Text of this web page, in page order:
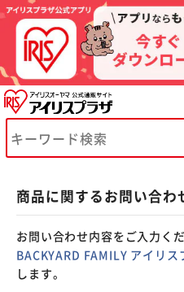
商品に関するお問い合わ
お問い合わせ内容をご入力くだ
BACKYARD FAMILY アイリス
します。
※ご確認ください
カートに入れる